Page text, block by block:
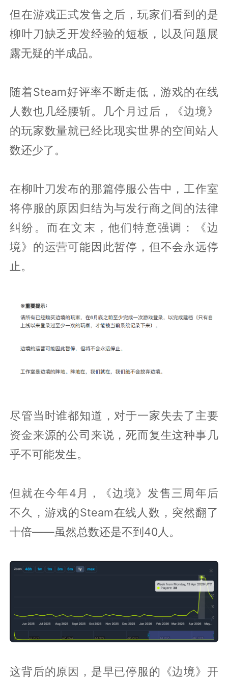
但在游戏正式发售之后，玩家们看到的是
柳叶刀缺乏开发经验的短板，以及问题展
露无疑的半成品。
随着Steam好评率不断走低，游戏的在线
人数也几经腰斩。几个月过后，《边境》
的玩家数量就已经比现实世界的空间站人
数还少了。
在柳叶刀发布的那篇停服公告中，工作室
将停服的原因归结为与发行商之间的法律
纠纷。而在文末，他们特意强调：《边
境》的运营可能因此暂停，但不会永远停
止。
尽管当时谁都知道，对于一家失去了主要
资金来源的公司来说，死而复生这种事几
乎不可能发生。
但就在今年4月，《边境》发售三周年后
不久，游戏的Steam在线人数，突然翻了
十倍——虽然总数还是不到40人。
这背后的原因，是早已停服的《边境》开